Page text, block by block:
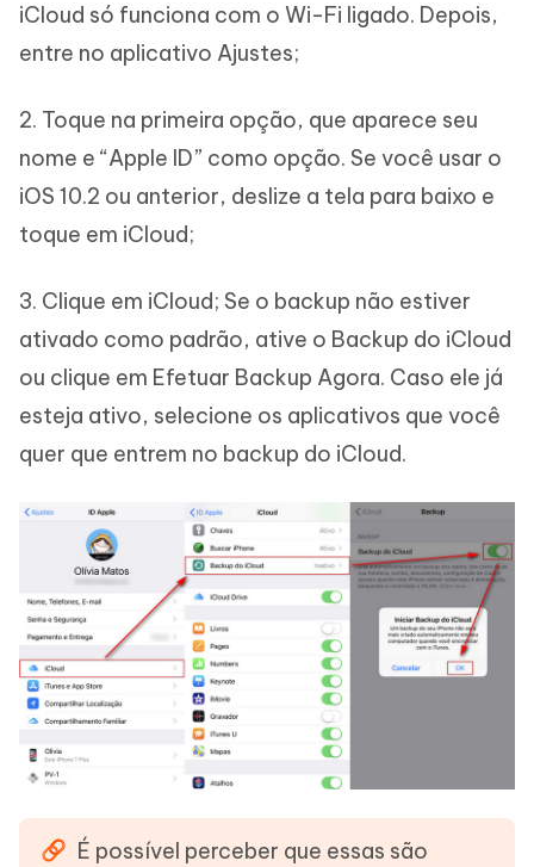
iCloud só funciona com o Wi-Fi ligado. Depois,
entre no aplicativo Ajustes;
2. Toque na primeira opção, que aparece seu
nome e “Apple ID” como opção. Se você usar o
iOS 10.2 ou anterior, deslize a tela para baixo e
toque em iCloud;
3. Clique em iCloud; Se o backup não estiver
ativado como padrão, ative o Backup do iCloud
ou clique em Efetuar Backup Agora. Caso ele já
esteja ativo, selecione os aplicativos que você
quer que entrem no backup do iCloud.
É possível perceber que essas são